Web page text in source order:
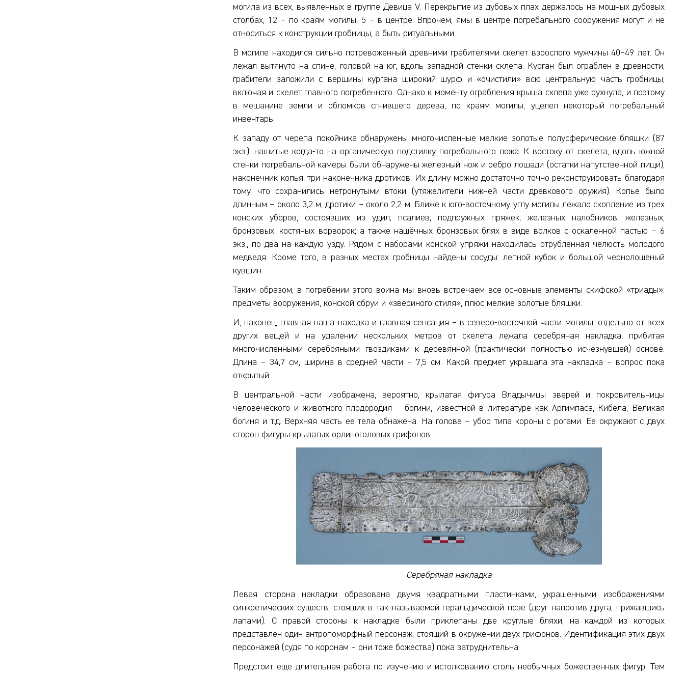
могила из всех, выявленных в группе Девица V. Перекрытие из дубовых плах держалось на мощных дубовых
столбах, 12 – по краям могилы, 5 – в центре. Впрочем, ямы в центре погребального сооружения могут и не
относиться к конструкции гробницы, а быть ритуальными.
В могиле находился сильно потревоженный древними грабителями скелет взрослого мужчины 40–49 лет. Он
лежал вытянуто на спине, головой на юг, вдоль западной стенки склепа. Курган был ограблен в древности,
грабители заложили с вершины кургана широкий шурф и «очистили» всю центральную часть гробницы,
включая и скелет главного погребенного. Однако к моменту ограбления крыша склепа уже рухнула, и поэтому
в мешанине земли и обломков сгнившего дерева, по краям могилы, уцелел некоторый погребальный
инвентарь.
К западу от черепа покойника обнаружены многочисленные мелкие золотые полусферические бляшки (87
экз.), нашитые когда-то на органическую подстилку погребального ложа. К востоку от скелета, вдоль южной
стенки погребальной камеры были обнаружены железный нож и ребро лошади (остатки напутственной пищи),
наконечник копья, три наконечника дротиков. Их длину можно достаточно точно реконструировать благодаря
тому, что сохранились нетронутыми втоки (утяжелители нижней части древкового оружия). Копье было
длинным – около 3,2 м, дротики – около 2,2 м. Ближе к юго-восточному углу могилы лежало скопление из трех
конских уборов, состоявших из удил; псалиев; подпружных пряжек; железных налобников; железных,
бронзовых, костяных ворворок; а также нащёчных бронзовых блях в виде волков с оскаленной пастью – 6
экз., по два на каждую узду. Рядом с наборами конской упряжи находилась отрубленная челюсть молодого
медведя. Кроме того, в разных местах гробницы найдены сосуды: лепной кубок и большой чернолощеный
кувшин.
Таким образом, в погребении этого воина мы вновь встречаем все основные элементы скифской «триады»:
предметы вооружения, конской сбруи и «звериного стиля», плюс мелкие золотые бляшки.
И, наконец, главная наша находка и главная сенсация – в северо-восточной части могилы, отдельно от всех
других вещей и на удалении нескольких метров от скелета лежала серебряная накладка, прибитая
многочисленными серебряными гвоздиками к деревянной (практически полностью исчезнувшей) основе.
Длина – 34,7 см, ширина в средней части – 7,5 см. Какой предмет украшала эта накладка – вопрос пока
открытый.
В центральной части изображена, вероятно, крылатая фигура Владычицы зверей и покровительницы
человеческого и животного плодородия – богини, известной в литературе как Аргимпаса, Кибела, Великая
богиня и т.д. Верхняя часть ее тела обнажена. На голове – убор типа короны с рогами. Ее окружают с двух
сторон фигуры крылатых орлиноголовых грифонов.
Серебряная накладка
Левая сторона накладки образована двумя квадратными пластинками, украшенными изображениями
синкретических существ, стоящих в так называемой геральдической позе (друг напротив друга, прижавшись
лапами). С правой стороны к накладке были приклепаны две круглые бляхи, на каждой из которых
представлен один антропоморфный персонаж, стоящий в окружении двух грифонов. Идентификация этих двух
персонажей (судя по коронам – они тоже божества) пока затруднительна.
Предстоит еще длительная работа по изучению и истолкованию столь необычных божественных фигур. Тем